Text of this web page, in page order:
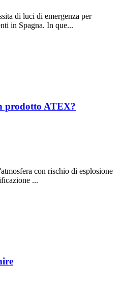
di luci di emergenza per
in Spagna. In que...
prodotto ATEX?
con rischio di esplosione
...